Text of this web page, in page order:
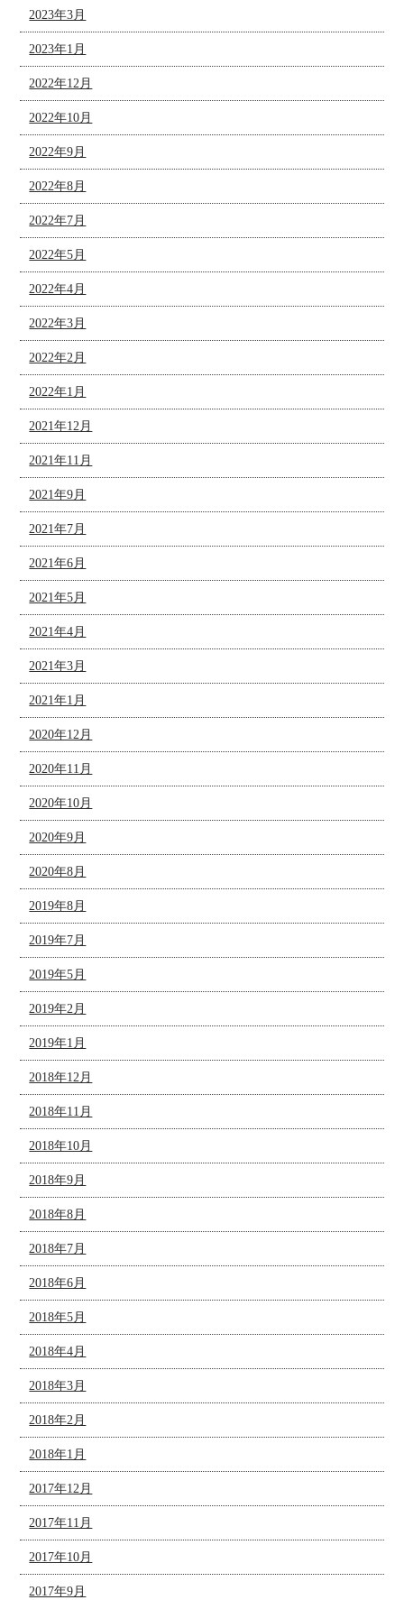
2023年3月
2023年1月
2022年12月
2022年10月
2022年9月
2022年8月
2022年7月
2022年5月
2022年4月
2022年3月
2022年2月
2022年1月
2021年12月
2021年11月
2021年9月
2021年7月
2021年6月
2021年5月
2021年4月
2021年3月
2021年1月
2020年12月
2020年11月
2020年10月
2020年9月
2020年8月
2019年8月
2019年7月
2019年5月
2019年2月
2019年1月
2018年12月
2018年11月
2018年10月
2018年9月
2018年8月
2018年7月
2018年6月
2018年5月
2018年4月
2018年3月
2018年2月
2018年1月
2017年12月
2017年11月
2017年10月
2017年9月